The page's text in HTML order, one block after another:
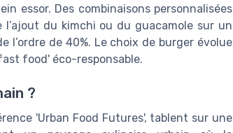
essor. Des combinaisons personnalisées
du kimchi ou du guacamole sur un
de 40%. Le choix de burger évolue
food' éco-responsable.
?
'Urban Food Futures', tablent sur une